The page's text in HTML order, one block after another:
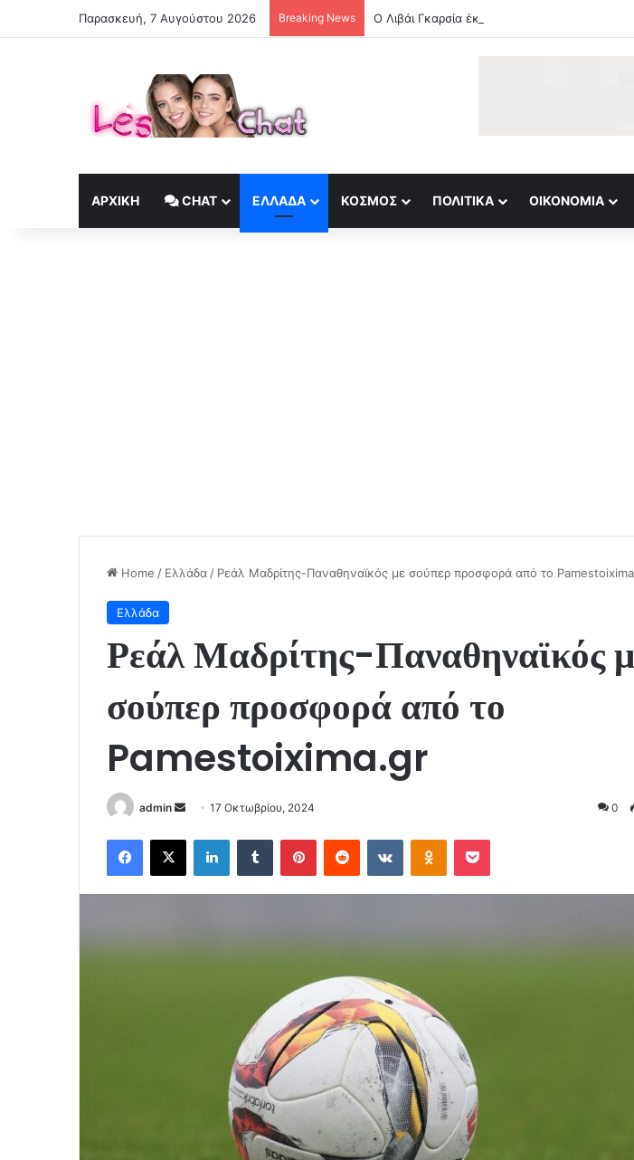
Παρασκευή, 7 Αυγούστου 2026 Breaking News
ΑΡΧΙΚΉ CHAT ΕΛΛΆΔΑ ΚΟΣΜΟΣ ΠΟΛΙΤΙΚΆ ΟΙΚΟΝΟΜΊΑ
Home / Ελλάδα / Ρεάλ Μαδρίτης-Παναθηναϊκός με σούπερ προσφορά από το
Ελλάδα
Ρεάλ Μαδρίτης-Παναθηναϊκός
σούπερ προσφορά από το
Pamestoixima.gr
admin
Send
email
17 Οκτωβρίου, 2024 0
Facebook
X LinkedInTumblr PinterestReddit VKontakteOdnoklassniki
Pocket